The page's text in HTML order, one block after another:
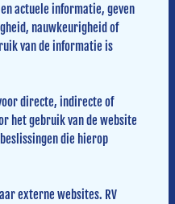
actuele informatie, geven
nauwkeurigheid of
van de informatie is
directe, indirecte of
het gebruik van de website
die hierop
externe websites. RV